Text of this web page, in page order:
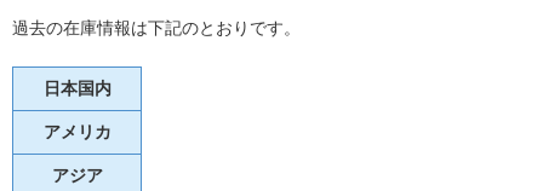
過去の在庫情報は下記のとおりです。
日本国内
アメリカ
アジア